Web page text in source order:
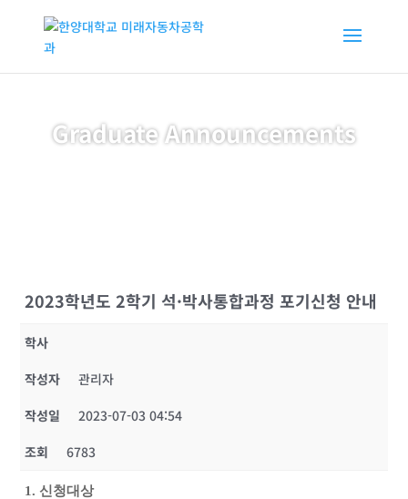
Graduate Announcements
2023학년도 2학기 석·박사통합과정 포기신청 안내
학사
작성자
관리자
작성일
2023-07-03 04:54
조회
6783
1. 신청대상